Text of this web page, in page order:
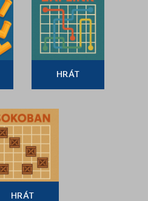
HRÁT
HRÁT